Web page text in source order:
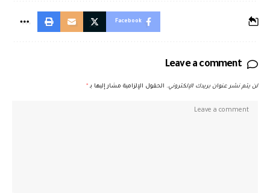
Facebook
Leave a comment
لن يتم نشر عنوان بريدك الإلكتروني. الحقول الإلزامية مشار إليها بـ *